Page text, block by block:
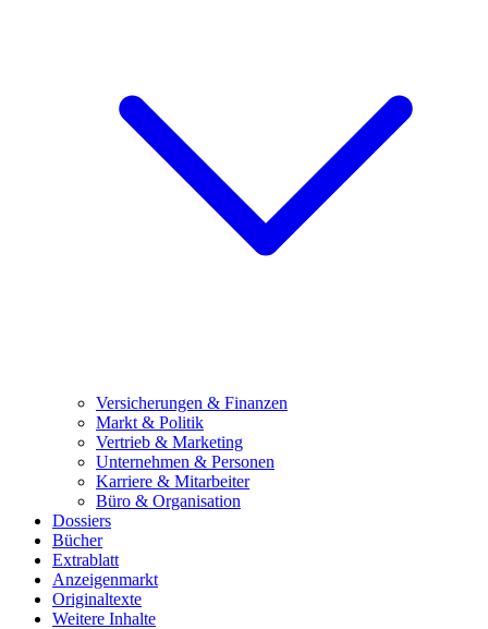
Versicherungen & Finanzen
Markt & Politik
Vertrieb & Marketing
Unternehmen & Personen
Karriere & Mitarbeiter
Büro & Organisation
Dossiers
Bücher
Extrablatt
Anzeigenmarkt
Originaltexte
Weitere Inhalte